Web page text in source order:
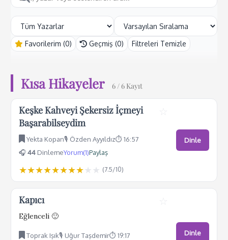
Favorilerim (0) Geçmiş (0) Filtreleri Temizle
Kısa Hikayeler 6/ 6 Kayıt
Keşke Kahveyi Şekersiz İçmeyi
Başarabilseydim
Yekta Kopan🎙️ Özden Ayyıldız⏱️ 16:57
🎧44 DinlemeYorum(1)Paylaş
★★★★★★★★★ ★ (7.5/10)
Dinle
Kapıcı
Eğlenceli 🙂
Toprak Işık🎙️ Uğur Taşdemir⏱️ 19:17
Dinle